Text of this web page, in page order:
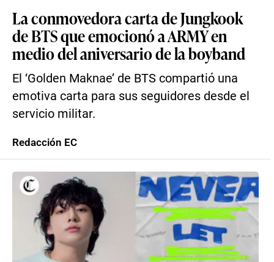
La conmovedora carta de Jungkook
de BTS que emocionó a ARMY en
medio del aniversario de la boyband
El ‘Golden Maknae’ de BTS compartió una
emotiva carta para sus seguidores desde el
servicio militar.
Redacción EC